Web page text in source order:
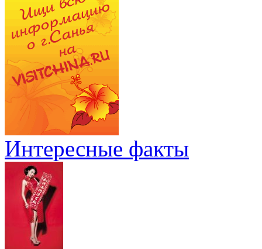
Интересные факты